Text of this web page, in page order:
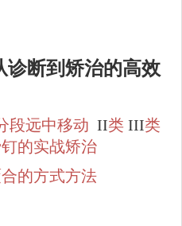
诊断到矫治的高效
段远中移动 II类 III类
的实战矫治
的方式方法